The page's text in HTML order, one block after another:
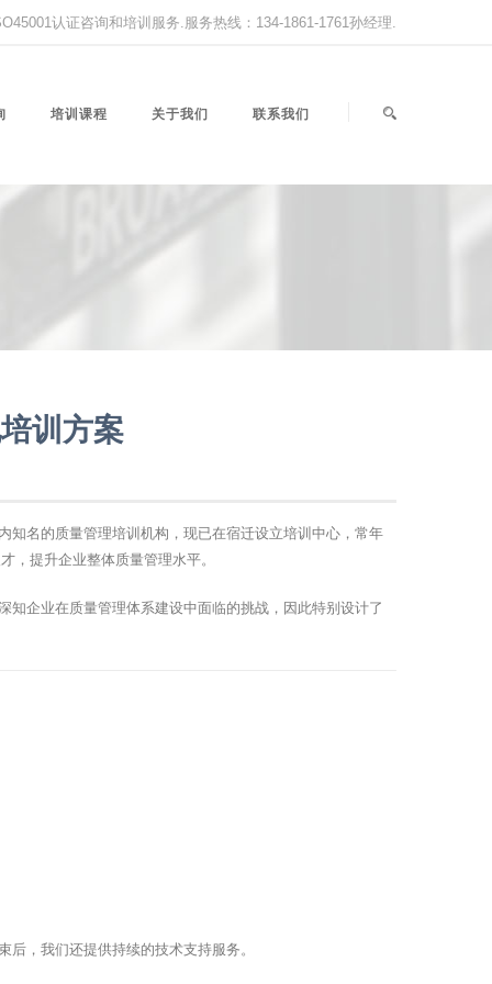
认证咨询和培训服务.服务热线：134-1861-1761孙经理.
培训课程 关于我们 联系我们
训方案
知名的质量管理培训机构，现已在宿迁设立培训中心，常年
，提升企业整体质量管理水平。
企业在质量管理体系建设中面临的挑战，因此特别设计了
，我们还提供持续的技术支持服务。